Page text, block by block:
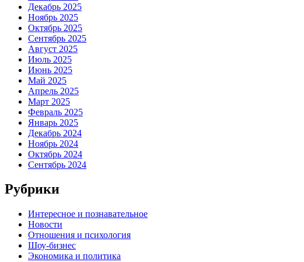
Декабрь 2025
Ноябрь 2025
Октябрь 2025
Сентябрь 2025
Август 2025
Июль 2025
Июнь 2025
Май 2025
Апрель 2025
Март 2025
Февраль 2025
Январь 2025
Декабрь 2024
Ноябрь 2024
Октябрь 2024
Сентябрь 2024
Рубрики
Интересное и познавательное
Новости
Отношения и психология
Шоу-бизнес
Экономика и политика